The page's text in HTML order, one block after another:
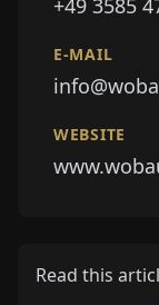
+49 3585
E-MAIL
WEBSITE
Read this